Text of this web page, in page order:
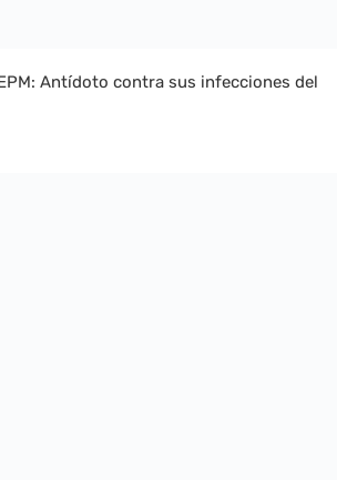
Antídoto contra sus infecciones del